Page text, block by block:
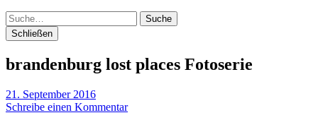
Suche
Schließen
brandenburg lost places Fotoserie
21. September 2016
Schreibe einen Kommentar